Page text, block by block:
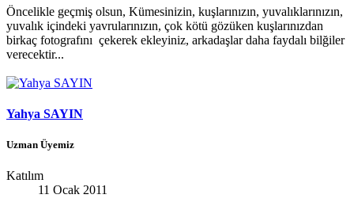
Öncelikle geçmiş olsun, Kümesinizin, kuşlarınızın, yuvalıklarınızın,
yuvalık içindeki yavrularınızın, çok kötü gözüken kuşlarınızdan
birkaç fotografını çekerek ekleyiniz, arkadaşlar daha faydalı bilğiler
verecektir...
Yahya SAYIN
Uzman Üyemiz
Katılım
11 Ocak 2011